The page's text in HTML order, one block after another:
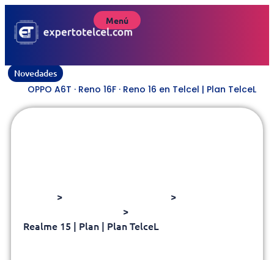
Menú
Novedades
OPPO A6T · Reno 16F · Reno 16 en Telcel | Plan TelceL
> >
>
Realme 15 | Plan | Plan TelceL